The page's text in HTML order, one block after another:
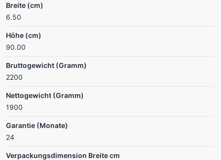
Breite (cm)
6.50
Höhe (cm)
90.00
Bruttogewicht (Gramm)
2200
Nettogewicht (Gramm)
1900
Garantie (Monate)
24
Verpackungsdimension Breite cm